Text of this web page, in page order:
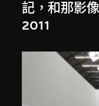
記，和那影
2011